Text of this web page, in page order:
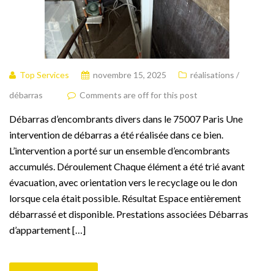
Top Services novembre 15, 2025
réalisations /
débarras
Comments are off for this post
Débarras d’encombrants divers dans le 75007 Paris Une
intervention de débarras a été réalisée dans ce bien.
L’intervention a porté sur un ensemble d’encombrants
accumulés. Déroulement Chaque élément a été trié avant
évacuation, avec orientation vers le recyclage ou le don
lorsque cela était possible. Résultat Espace entièrement
débarrassé et disponible. Prestations associées Débarras
d’appartement […]